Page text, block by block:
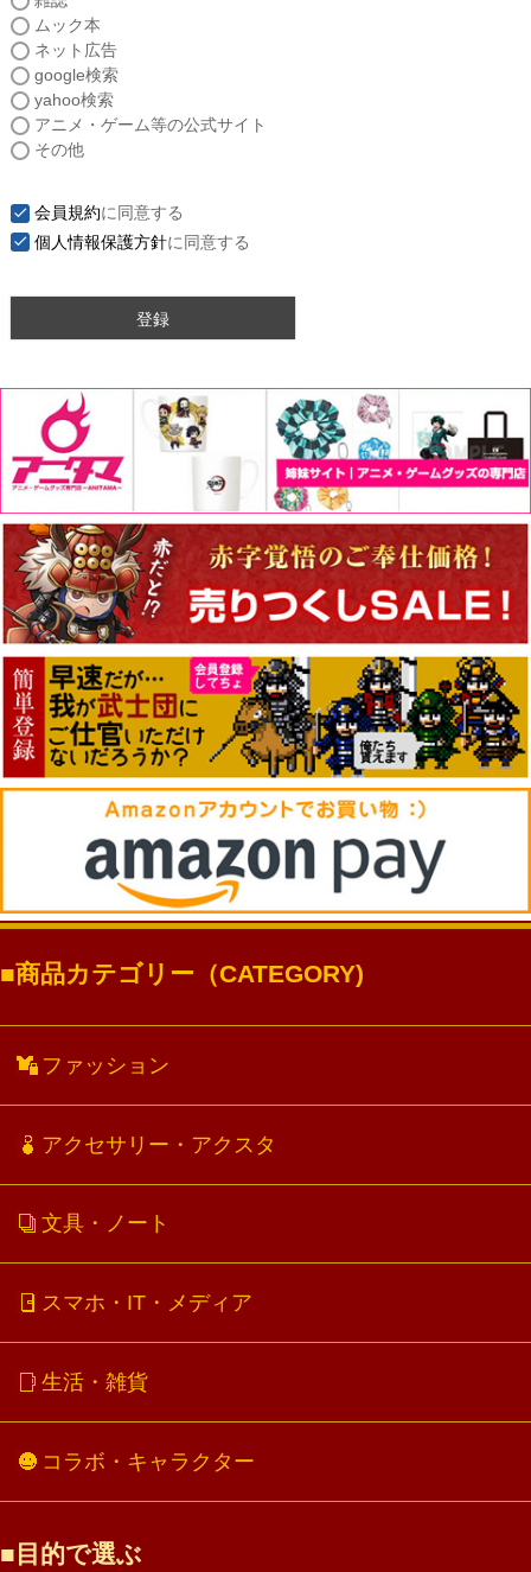
ムック本
ネット広告
google検索
yahoo検索
アニメ・ゲーム等の公式サイト
その他
会員規約に同意する
個人情報保護方針に同意する
登録
商品カテゴリー（CATEGORY)
ファッション
アクセサリー・アクスタ
文具・ノート
スマホ・IT・メディア
生活・雑貨
コラボ・キャラクター
目的で選ぶ